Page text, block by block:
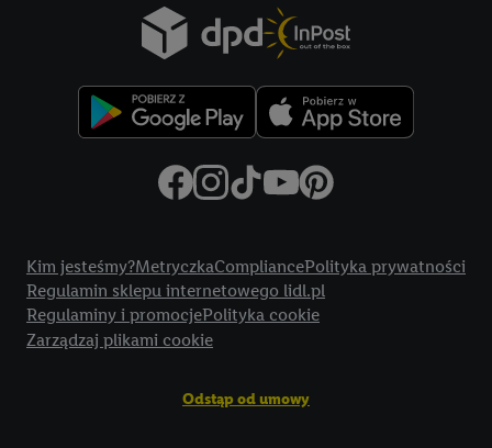
Kim jesteśmy?MetryczkaCompliancePolityka prywatności
Regulamin sklepu internetowego lidl.pl
Regulaminy i promocjePolityka cookie
Zarządzaj plikami cookie
Odstąp od umowy